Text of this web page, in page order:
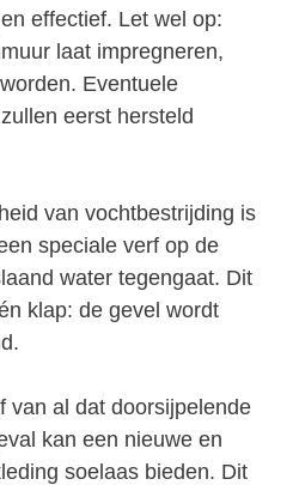
effectief. Let wel op:
laat impregneren,
Eventuele
eerst hersteld
van vochtbestrijding is
speciale verf op de
water tegengaat. Dit
klap: de gevel wordt
van al dat doorsijpelende
kan een nieuwe en
soelaas bieden. Dit